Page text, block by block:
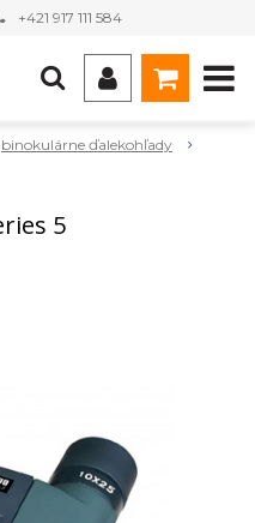
+421 917 111 584
binokulárne ďalekohľady
5